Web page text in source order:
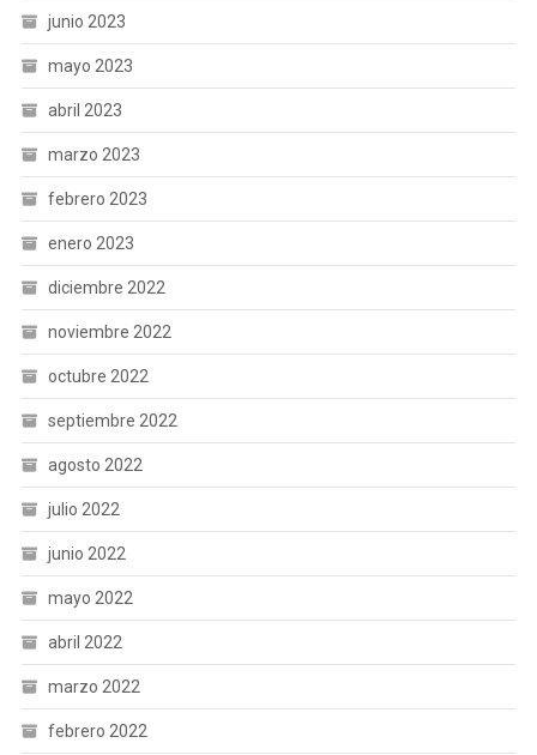
junio 2023
mayo 2023
abril 2023
marzo 2023
febrero 2023
enero 2023
diciembre 2022
noviembre 2022
octubre 2022
septiembre 2022
agosto 2022
julio 2022
junio 2022
mayo 2022
abril 2022
marzo 2022
febrero 2022